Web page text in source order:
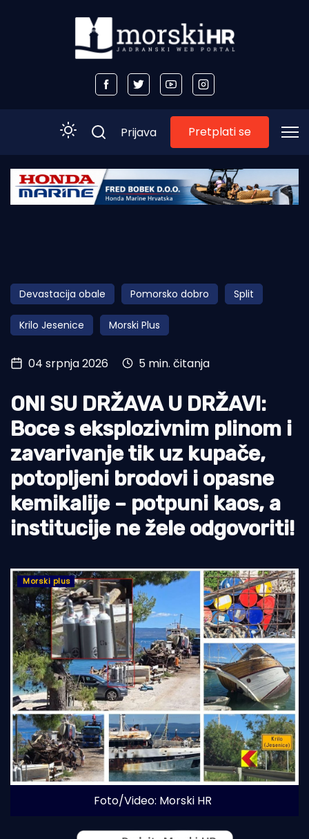
Početna
Obala
Otoci
Turizam i nautika
Pomorstvo
Ekologija
Tradicija i kultura
Prijava Pretplati se
Devastacija obale Pomorsko dobro Split
Krilo Jesenice Morski Plus
04 srpnja 2026 5 min. čitanja
ONI SU DRŽAVA U DRŽAVI:
Boce s eksplozivnim plinom i
zavarivanje tik uz kupače,
potopljeni brodovi i opasne
kemikalije – potpuni kaos, a
institucije ne žele odgovoriti!
Morski plus
Foto/Video: Morski HR